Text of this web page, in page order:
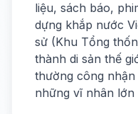
liệu, sách báo,
dựng khắp nước
sử (Khu Tổng
thành di sản thế
thường công
những vĩ nhân lớn